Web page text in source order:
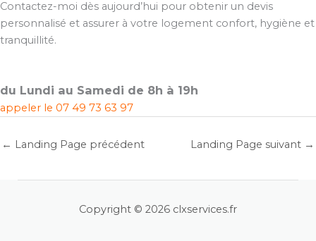
Contactez-moi dès aujourd’hui pour obtenir un devis
personnalisé et assurer à votre logement confort, hygiène et
tranquillité.
du Lundi au Samedi de 8h à 19h
appeler le 07 49 73 63 97
← Landing Page précédent Landing Page suivant →
Copyright © 2026 clxservices.fr